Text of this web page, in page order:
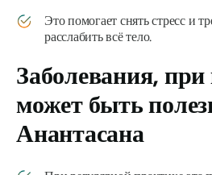
Это помогает снять стресс и
расслабить всё тело.
Заболевания,
может быть
Анантасана